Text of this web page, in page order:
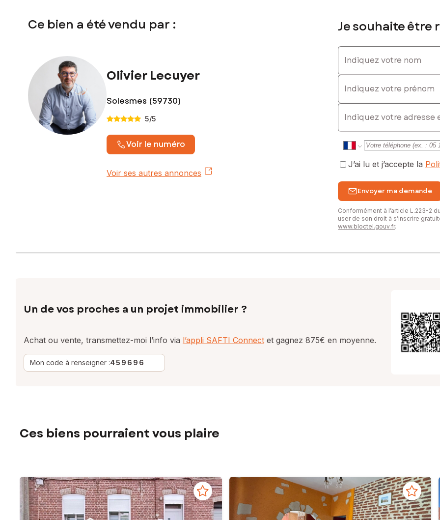
Ce bien a été vendu par :
Olivier Lecuyer
Solesmes (59730)
5/5
Voir le numéro
Voir ses autres annonces
Je souhaite être
Indiquez votre nom
Indiquez votre prénom
E-mail
J’ai lu et j’accepte la
Envoyer ma demande
Conformément à l’article L.223-2
user de son droit à s’inscrire
www.bloctel.gouv.fr.
Un de vos proches a un projet immobilier ?
Achat ou vente, transmettez-moi l’info via l’appli SAFTI Connect et gagnez 875€ en moyenne.
Mon code à renseigner :459696
Ces biens pourraient vous plaire